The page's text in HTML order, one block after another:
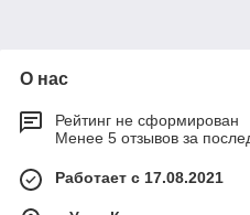
О нас
Рейтинг не сформирован
Менее 5 отзывов за
Работает с 17.08.2021